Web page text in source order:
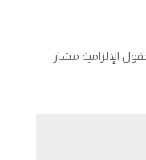
الإلزامية مشار